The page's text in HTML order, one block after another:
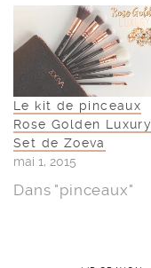
Le kit de pinceaux
Rose Golden Luxury
Set de Zoeva
mai 1, 2015
Dans "pinceaux"